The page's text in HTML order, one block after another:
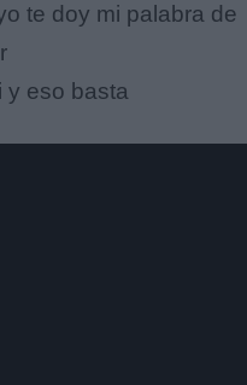
te doy mi palabra de
y eso basta